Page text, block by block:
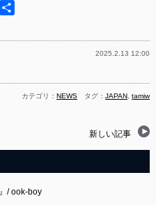
Mixi
2025.2.13 12:00
カテゴリ：NEWS タグ：JAPAN ,tamiw
新しい記事
/ ook-boy